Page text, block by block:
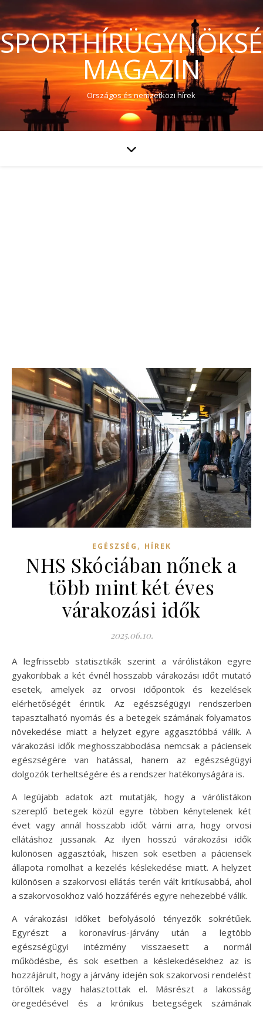
MAGAZIN
Országos és nemzetközi hírek
EGÉSZSÉG , HÍREK
NHS Skóciában nőnek a
több mint két éves
várakozási idők
2025.06.10.
A legfrissebb statisztikák szerint a várólistákon egyre
gyakoribbak a két évnél hosszabb várakozási időt mutató
esetek, amelyek az orvosi időpontok és kezelések
elérhetőségét érintik. Az egészségügyi rendszerben
tapasztalható nyomás és a betegek számának folyamatos
növekedése miatt a helyzet egyre aggasztóbbá válik. A
várakozási idők meghosszabbodása nemcsak a páciensek
egészségére van hatással, hanem az egészségügyi
dolgozók terheltségére és a rendszer hatékonyságára is.
A legújabb adatok azt mutatják, hogy a várólistákon
szereplő betegek közül egyre többen kénytelenek két
évet vagy annál hosszabb időt várni arra, hogy orvosi
ellátáshoz jussanak. Az ilyen hosszú várakozási idők
különösen aggasztóak, hiszen sok esetben a páciensek
állapota romolhat a kezelés késlekedése miatt. A helyzet
különösen a szakorvosi ellátás terén vált kritikusabbá, ahol
a szakorvosokhoz való hozzáférés egyre nehezebbé válik.
A várakozási időket befolyásoló tényezők sokrétűek.
Egyrészt a koronavírus-járvány után a legtöbb
egészségügyi intézmény visszaesett a normál
működésbe, és sok esetben a késlekedésekhez az is
hozzájárult, hogy a járvány idején sok szakorvosi rendelést
töröltek vagy halasztottak el. Másrészt a lakosság
öregedésével és a krónikus betegségek számának